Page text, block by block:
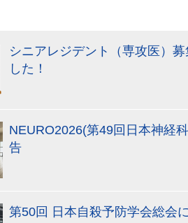
シニアレジデント（専攻医）
した！
NEURO2026(第49回日本神経
告
第50回 日本自殺予防学会総会